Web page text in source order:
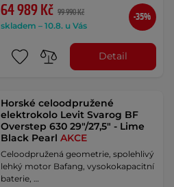
64 989 Kč 99 990 Kč
skladem – 10.8. u Vás
-35%
Detail
Horské celoodpružené
elektrokolo Levit Svarog BF
Overstep 630 29"/27,5" - Lime
Black PearlAKCE
Celoodpružená geometrie, spolehlivý
lehký motor Bafang, vysokokapacitní
baterie, …